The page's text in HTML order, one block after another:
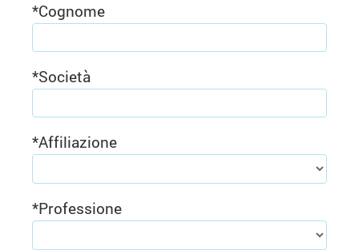
*Cognome
*Società
*Affiliazione
*Professione